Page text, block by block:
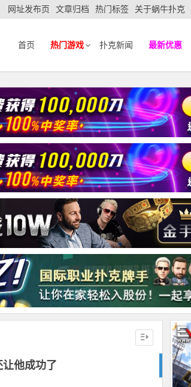
网址发布页 文章归档 热门标签 关于蜗牛扑克
首页 热门游戏 扑克新闻 最新优惠
让他成功了